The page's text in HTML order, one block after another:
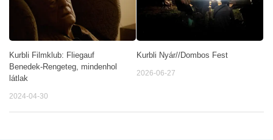
Kurbli Filmklub: Fliegauf
Benedek-Rengeteg, mindenhol
látlak
2024-04-30
Kurbli Nyár//Dombos Fest
2026-06-27